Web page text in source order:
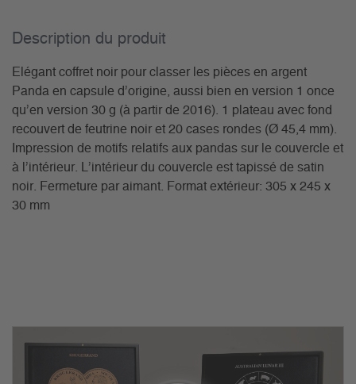
Description du­ produit
Elégant coffret noir pour classer les pièces en argent
Panda en capsule d’origine, aussi bien en version 1 once
qu’en version 30 g (à partir de 2016). 1 plateau avec fond
recouvert de feutrine noir et 20 cases rondes (Ø 45,4 mm).
Impression de motifs relatifs aux pandas sur le couvercle et
à l’intérieur. L’intérieur du couvercle est tapissé de satin
noir. Fermeture par aimant. Format extérieur: 305 x 245 x
30 mm